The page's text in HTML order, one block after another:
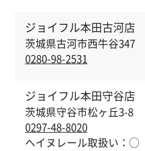
ジョイフル本田古河店
茨城県古河市西牛谷347
0280-98-2531
ジョイフル本田守谷店
茨城県守谷市松ヶ丘3-8
0297-48-8020
ヘイヌレール取扱い： ◯